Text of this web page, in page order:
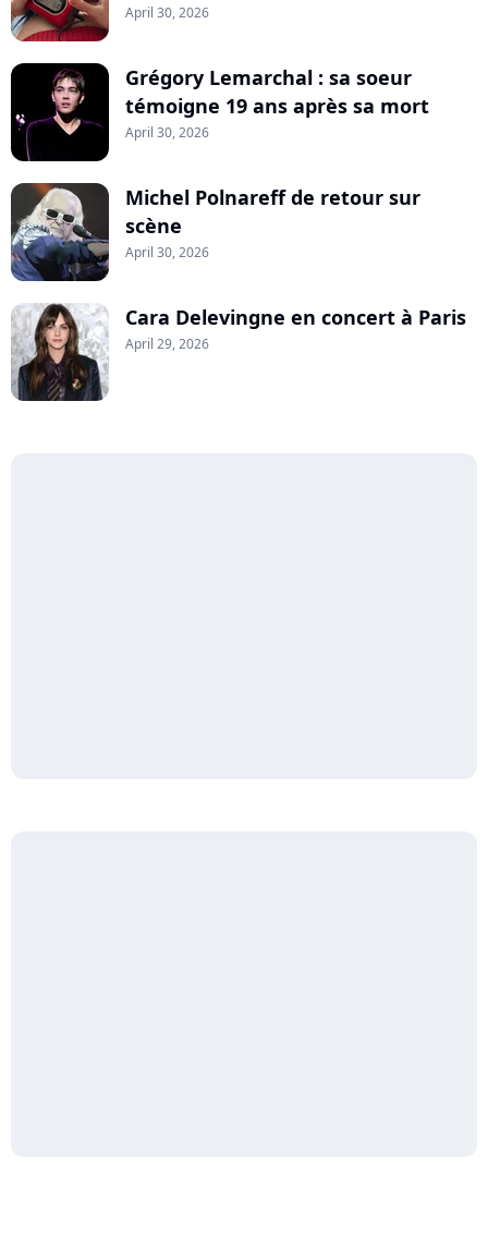
April 30, 2026
Grégory Lemarchal : sa soeur
témoigne 19 ans après sa mort
April 30, 2026
Michel Polnareff de retour sur
scène
April 30, 2026
Cara Delevingne en concert à Paris
April 29, 2026